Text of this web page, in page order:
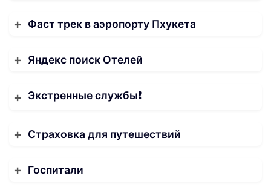
Фаст трек в аэропорту Пхукета
Яндекс поиск Отелей
Экстренные службы❗️
Страховка для путешествий
Госпитали